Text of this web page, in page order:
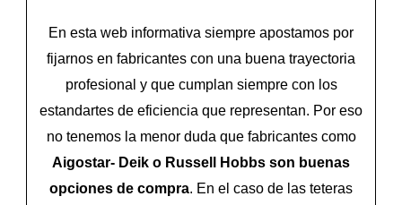
En esta web informativa siempre apostamos por
fijarnos en fabricantes con una buena trayectoria
profesional y que cumplan siempre con los
estandartes de eficiencia que representan. Por eso
no tenemos la menor duda que fabricantes como
Aigostar- Deik o Russell Hobbs son buenas
opciones de compra. En el caso de las teteras